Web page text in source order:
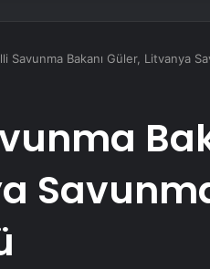
Savunma Bakanı Güler, Litvanya